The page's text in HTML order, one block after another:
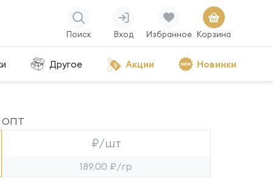
Поиск Вход Избранное Корзина
Другое Акции Новинки
ОПТ
₽/шт
189.00 ₽/гр